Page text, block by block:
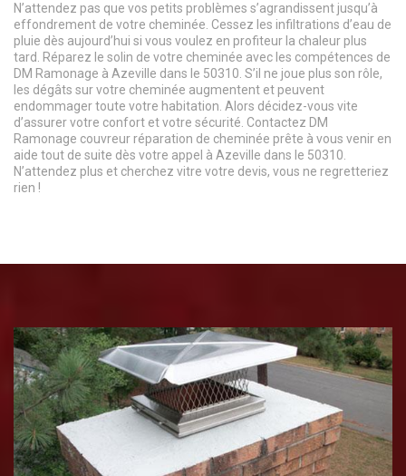
N’attendez pas que vos petits problèmes s’agrandissent jusqu’à
effondrement de votre cheminée. Cessez les infiltrations d’eau de
pluie dès aujourd’hui si vous voulez en profiteur la chaleur plus
tard. Réparez le solin de votre cheminée avec les compétences de
DM Ramonage à Azeville dans le 50310. S’il ne joue plus son rôle,
les dégâts sur votre cheminée augmentent et peuvent
endommager toute votre habitation. Alors décidez-vous vite
d’assurer votre confort et votre sécurité. Contactez DM
Ramonage couvreur réparation de cheminée prête à vous venir en
aide tout de suite dès votre appel à Azeville dans le 50310.
N’attendez plus et cherchez vitre votre devis, vous ne regretteriez
rien !